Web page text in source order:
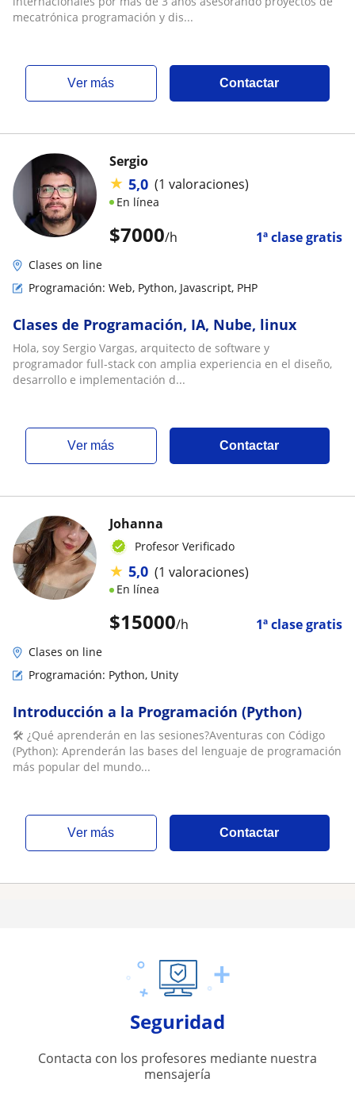
mecatrónica programación y dis...
ver más Contactar
$7000/h 1ª clase gratis
Sergio
★ 5,0 (1 valoraciones)
En línea
Clases on line
Programación: Web, Python, Javascript, PHP
Clases de Programación, IA, Nube, linux
Hola, soy Sergio Vargas, arquitecto de software y
programador full-stack con amplia experiencia en el diseño,
desarrollo e implementación d...
ver más Contactar
$15000/h 1ª clase gratis
Johanna
Profesor Verificado
★ 5,0 (1 valoraciones)
En línea
Clases on line
Programación: Python, Unity
Introducción a la Programación (Python)
🛠️ ¿Qué aprenderán en las sesiones?Aventuras con Código
(Python): Aprenderán las bases del lenguaje de programación
más popular del mundo...
ver más Contactar
Seguridad
Contacta con los profesores mediante nuestra
mensajería